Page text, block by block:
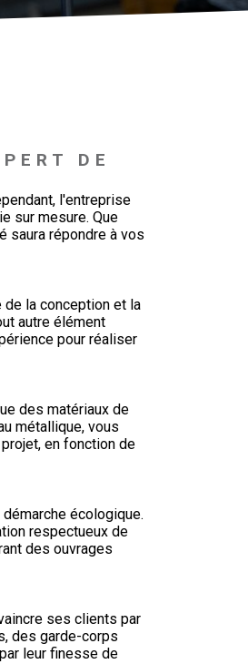
DE
l'entreprise
sur mesure. Que
saura répondre à vos
la conception et la
autre élément
pour réaliser
des matériaux de
métallique, vous
en fonction de
écologique.
respectueux de
des ouvrages
ses clients par
des garde-corps
leur finesse de